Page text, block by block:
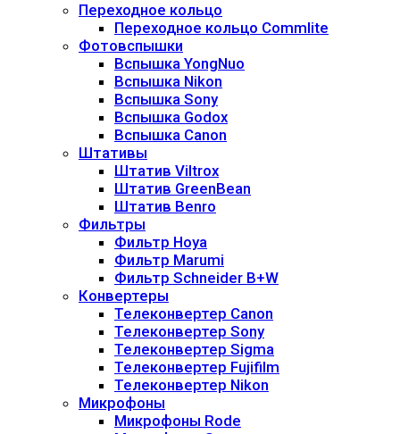
Переходное кольцо
Переходное кольцо Commlite
Фотовспышки
Вспышка YongNuo
Вспышка Nikon
Вспышка Sony
Вспышка Godox
Вспышка Canon
Штативы
Штатив Viltrox
Штатив GreenBean
Штатив Benro
Фильтры
Фильтр Hoya
Фильтр Marumi
Фильтр Schneider B+W
Конвертеры
Телеконвертер Canon
Телеконвертер Sony
Телеконвертер Sigma
Телеконвертер Fujifilm
Телеконвертер Nikon
Микрофоны
Микрофоны Rode